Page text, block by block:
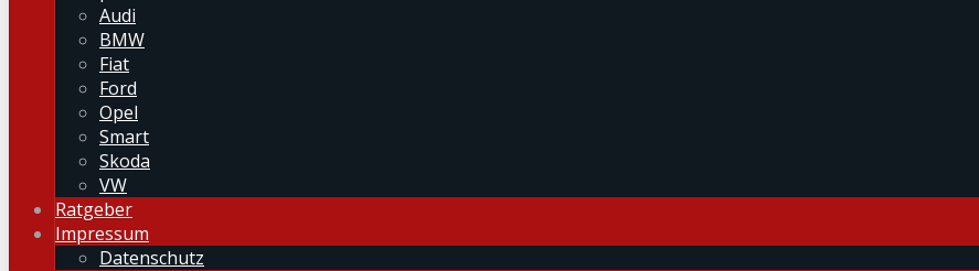
Audi
BMW
Fiat
Ford
Opel
Smart
Skoda
VW
Ratgeber
Impressum
Datenschutz